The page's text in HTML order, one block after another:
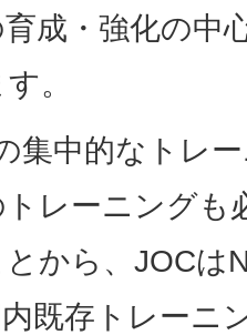
成・強化の中
。
集中的なトレ
レーニングも
から、JOCは
既存トレーニ